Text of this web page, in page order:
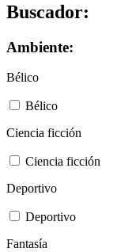
Buscador:
Ambiente:
Bélico
Bélico
Ciencia ficción
Ciencia ficción
Deportivo
Deportivo
Fantasía